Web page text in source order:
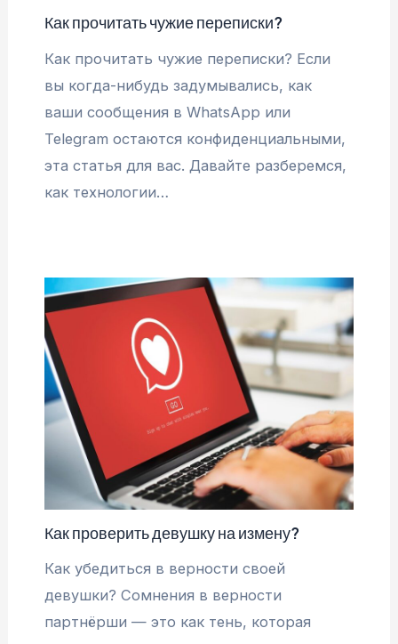
Как прочитать чужие переписки?
Как прочитать чужие переписки? Если
вы когда-нибудь задумывались, как
ваши сообщения в WhatsApp или
Telegram остаются конфиденциальными,
эта статья для вас. Давайте разберемся,
как технологии…
Как проверить девушку на измену?
Как убедиться в верности своей
девушки? Сомнения в верности
партнёрши — это как тень, которая